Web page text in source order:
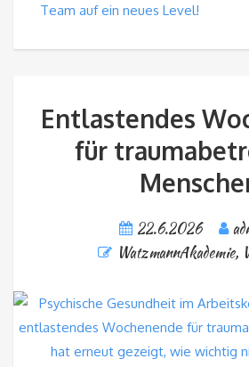
Team auf ein neues Level!
Entlastendes
für
22.6.2026
WatzmannAkademie,